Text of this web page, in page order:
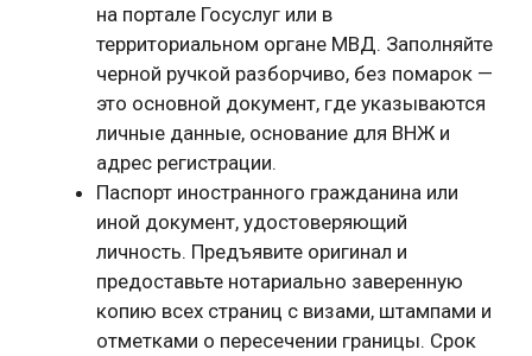
на портале Госуслуг или в
территориальном органе МВД. Заполняйте
черной ручкой разборчиво, без помарок —
это основной документ, где указываются
личные данные, основание для ВНЖ и
адрес регистрации.
Паспорт иностранного гражданина или
иной документ, удостоверяющий
личность. Предъявите оригинал и
предоставьте нотариально заверенную
копию всех страниц с визами, штампами и
отметками о пересечении границы. Срок